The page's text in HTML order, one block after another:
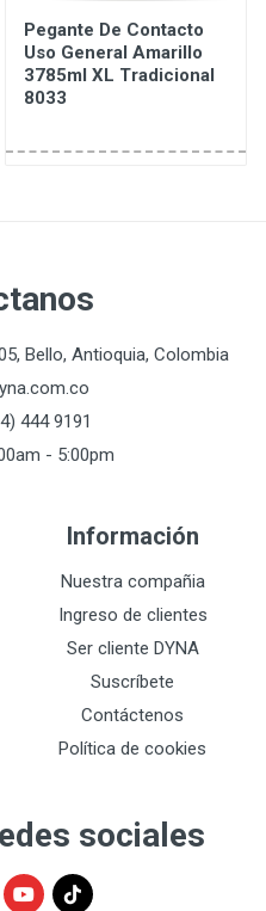
Pegante De Contacto
Uso General Amarillo
3785ml XL Tradicional
8033
Bello, Antioquia, Colombia
444 9191
- 5:00pm
Información
Nuestra compañia
Ingreso de clientes
Ser cliente DYNA
Suscríbete
Contáctenos
Política de cookies
sociales